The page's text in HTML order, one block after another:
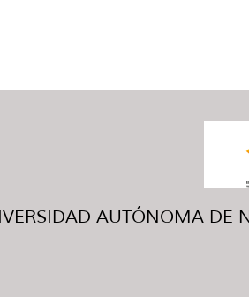
AUTÓNOMA DE